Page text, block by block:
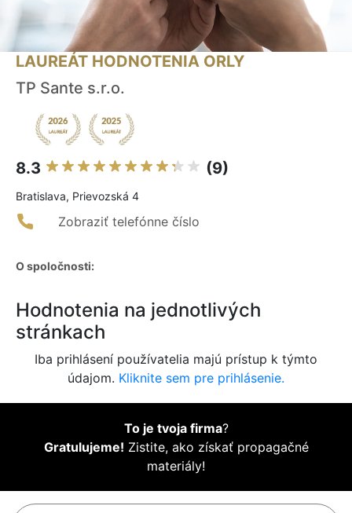
LAUREÁT HODNOTENIA ORLY
TP Sante s.r.o.
8.3 (9)
Bratislava, Prievozská 4
Zobraziť telefónne číslo
O spoločnosti:
Hodnotenia na jednotlivých
stránkach
Iba prihlásení používatelia majú prístup k týmto
údajom. Kliknite sem pre prihlásenie.
To je tvoja firma?
Gratulujeme! Zistite, ako získať propagačné
materiály!